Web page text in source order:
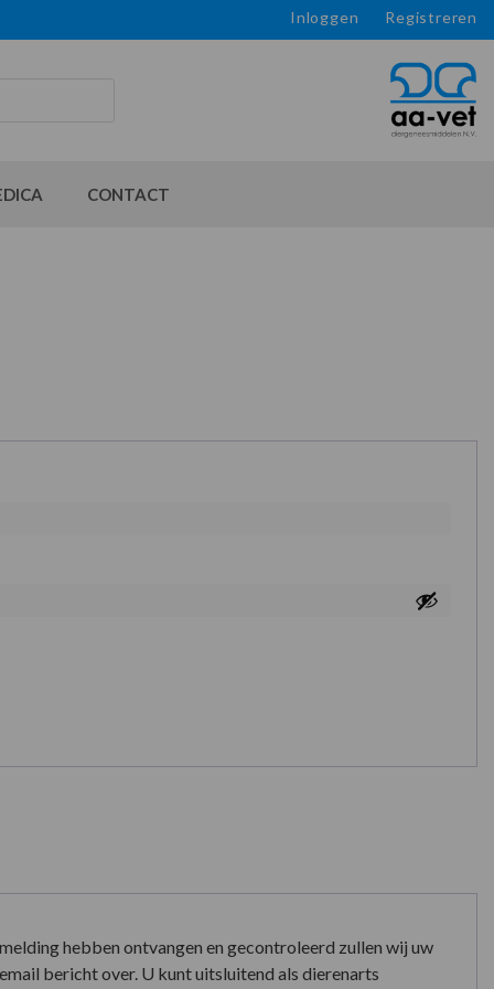
Inloggen Registreren
CONTACT
hebben ontvangen en gecontroleerd zullen wij uw
bericht over. U kunt uitsluitend als dierenarts